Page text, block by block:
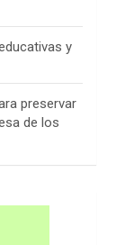
y
preservar
de los